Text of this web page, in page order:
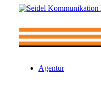
Agentur